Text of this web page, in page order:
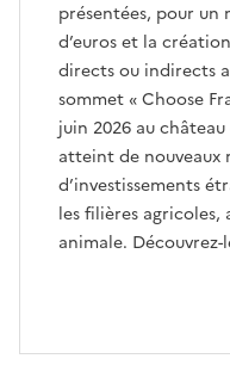
présentées, pour
d’euros et la
directs ou indirects
sommet « Choose
juin 2026 au château
atteint de nouveaux
d’investissements
les filières
animale. Découvrez-